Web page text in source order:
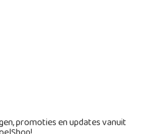
promoties en updates vanuit